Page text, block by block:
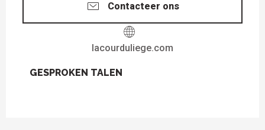
Contacteer ons
lacourduliege.com
GESPROKEN TALEN
GESPROKEN TALEN